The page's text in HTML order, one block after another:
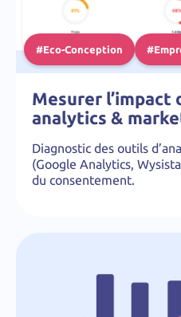
#Eco-Conception
Mesurer l’impact
analytics &
Diagnostic des outils
(Google Analytics,
du consentement.